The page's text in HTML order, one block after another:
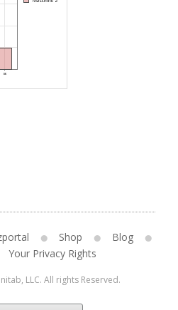
Shop
Blog
Your Privacy Rights
LLC. All rights Reserved.